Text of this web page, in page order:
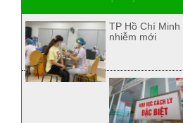
TP Hồ Chí
nhiễm mới